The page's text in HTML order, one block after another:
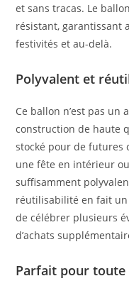
et sans tracas. Le
résistant, garantissant
festivités et au-delà.
Polyvalent et
Ce ballon n’est pas un
construction de haute
stocké pour de futures
une fête en intérieur
suffisamment
réutilisabilité en fait
de célébrer plusieurs
d’achats
Parfait pour toute